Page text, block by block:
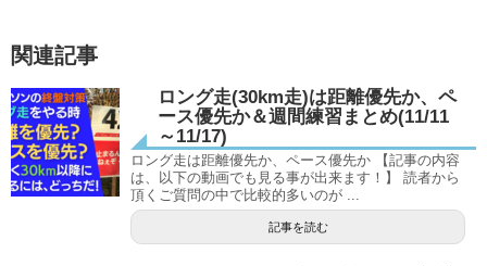
関連記事
ロング走(30km走)は距離優先か、ペ
ース優先か＆週間練習まとめ(11/11
～11/17)
ロング走は距離優先か、ペース優先か 【記事の内容
は、以下の動画でも見る事が出来ます！】 読者から
頂くご質問の中で比較的多いのが ...
記事を読む